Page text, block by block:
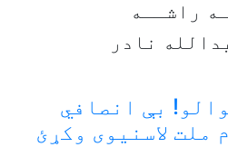
راشــه
نادر
بې انصافي
ملت لاسنیوی وکړئ